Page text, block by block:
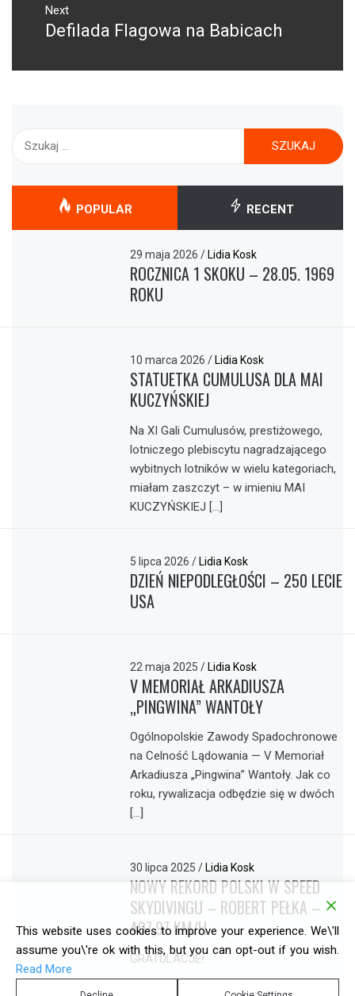
Next
Next
Defilada Flagowa na Babicach
POPULAR RECENT
29 maja 2026/ Lidia Kosk
ROCZNICA 1 SKOKU – 28.05. 1969
ROKU
10 marca 2026/ Lidia Kosk
STATUETKA CUMULUSA DLA MAI
KUCZYŃSKIEJ
Na XI Gali Cumulusów, prestiżowego,
lotniczego plebiscytu nagradzającego
wybitnych lotników w wielu kategoriach,
miałam zaszczyt – w imieniu MAI
KUCZYŃSKIEJ […]
5 lipca 2026/ Lidia Kosk
DZIEŃ NIEPODLEGŁOŚCI – 250 LECIE
USA
22 maja 2025/ Lidia Kosk
V MEMORIAŁ ARKADIUSZA
„PINGWINA” WANTOŁY
Ogólnopolskie Zawody Spadochronowe
na Celność Lądowania — V Memoriał
Arkadiusza „Pingwina” Wantoły. Jak co
roku, rywalizacja odbędzie się w dwóch
[…]
30 lipca 2025/ Lidia Kosk
NOWY REKORD POLSKI W SPEED
SKYDIVINGU – ROBERT PEŁKA –
497,97 KM/H
GRATULACJE!
This website uses cookies to improve your experience. We\'ll
assume you\'re ok with this, but you can opt-out if you wish.
Read More